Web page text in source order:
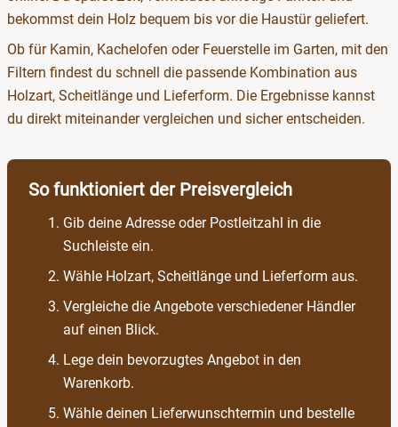
bekommst dein Holz bequem bis vor die Haustür geliefert.
Ob für Kamin, Kachelofen oder Feuerstelle im Garten, mit den
Filtern findest du schnell die passende Kombination aus
Holzart, Scheitlänge und Lieferform. Die Ergebnisse kannst
du direkt miteinander vergleichen und sicher entscheiden.
So funktioniert der Preisvergleich
Gib deine Adresse oder Postleitzahl in die
Suchleiste ein.
Wähle Holzart, Scheitlänge und Lieferform aus.
Vergleiche die Angebote verschiedener Händler
auf einen Blick.
Lege dein bevorzugtes Angebot in den
Warenkorb.
Wähle deinen Lieferwunschtermin und bestelle